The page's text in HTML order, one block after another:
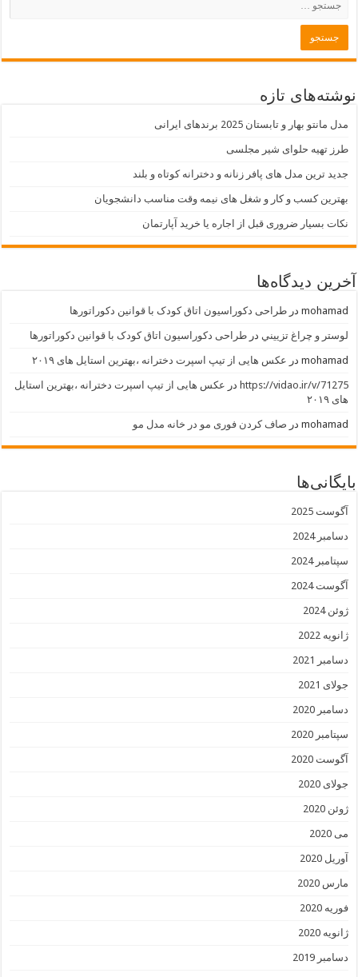
نوشته‌های تازه
مدل مانتو بهار و تابستان 2025 برندهای ایرانی
طرز تهیه حلوای شیر مجلسی
جدید ترین مدل های پافر زنانه و دخترانه کوتاه و بلند
بهترین کسب و کار و شغل های نیمه وقت مناسب دانشجویان
نکات بسیار ضروری قبل از اجاره یا خرید آپارتمان
آخرین دیدگاه‌ها
mohamad درطراحی دکوراسیون اتاق کودک با قوانین دکوراتورها
لوستر و چراغ تزييني درطراحی دکوراسیون اتاق کودک با قوانین دکوراتورها
mohamad در عکس هایی از تیپ اسپرت دخترانه ،بهترین استایل های ۲۰۱۹
https://vidao.ir/v/71275 در عکس هایی از تیپ اسپرت دخترانه ،بهترین استایل
های ۲۰۱۹
mohamad در صاف کردن فوری مو در خانه مدل مو
بایگانی‌ها
آگوست 2025
دسامبر 2024
سپتامبر 2024
آگوست 2024
ژوئن 2024
ژانویه 2022
دسامبر 2021
جولای 2021
دسامبر 2020
سپتامبر 2020
آگوست 2020
جولای 2020
ژوئن 2020
می 2020
آوریل 2020
مارس 2020
فوریه 2020
ژانویه 2020
دسامبر 2019